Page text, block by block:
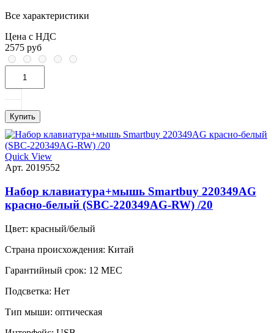
Все характеристики
Цена с НДС
2575 руб
Купить
Quick View
Арт. 2019552
Набор клавиатура+мышь Smartbuy 220349AG
красно-белый (SBC-220349AG-RW) /20
Цвет: красный/белый
Страна происхождения: Китай
Гарантийный срок: 12 МЕС
Подсветка: Нет
Тип мыши: оптическая